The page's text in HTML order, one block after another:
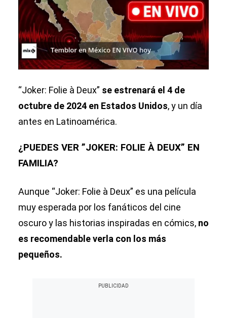
“Joker: Folie à Deux” se estrenará el 4 de
octubre de 2024 en Estados Unidos, y un día
antes en Latinoamérica.
¿PUEDES VER ”JOKER: FOLIE À DEUX” EN
FAMILIA?
Aunque “Joker: Folie à Deux” es una película
muy esperada por los fanáticos del cine
oscuro y las historias inspiradas en cómics, no
es recomendable verla con los más
pequeños.